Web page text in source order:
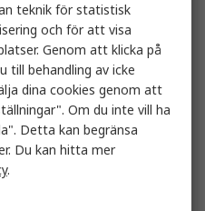
teknik för statistisk
och för att visa
Genom att klicka på
till behandling av icke
dina cookies genom att
Om du inte vill ha
Detta kan begränsa
Du kan hitta mer
.